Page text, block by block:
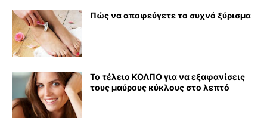
Πώς να αποφεύγετε το συχνό ξύρισμα
Το τέλειο ΚΟΛΠΟ για να εξαφανίσεις
τους μαύρους κύκλους στο λεπτό